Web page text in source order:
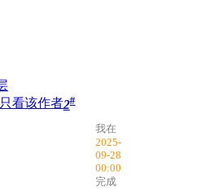
只看该作者2#
我在
2025-
09-28
00:00
完成